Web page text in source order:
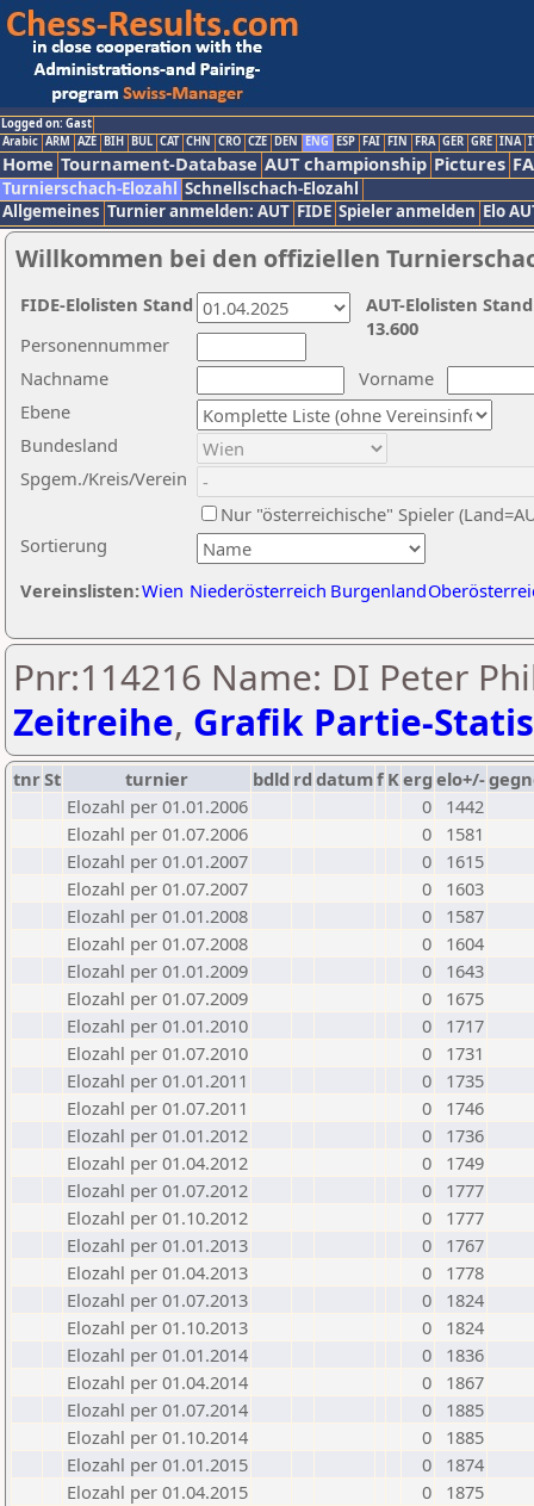
Logged on: Gast
Arabic ARM AZE BIH BUL CAT CHN CRO CZE DEN ENG ESP FAI FIN FRA GER GRE INA
Home Tournament-Database AUT championship Pictures
Turnierschach-Elozahl Schnellschach-Elozahl
Allgemeines Turnier anmelden: AUT FIDE Spieler anmelden Elo
Willkommen bei den offiziellen
Nachname
Vorname
Ebene
Sortierung
Personennummer
Bundesland
Spgem./Kreis/Verein
Nur "österreichische" Spieler
Vereinslisten:Wien Niederösterreich Burgenland
AUT-Elolisten
13.600
FIDE-Elolisten Stand
Pnr:114216 Name: DI Peter
Zeitreihe, Grafik Partie-
tnrSt turnier bdld rd datumf Kerg elo+/-
Elozahl per 01.01.2006
0
1442
Elozahl per 01.07.2006
0
1581
Elozahl per 01.01.2007
0
1615
Elozahl per 01.07.2007
0
1603
Elozahl per 01.01.2008
0
1587
Elozahl per 01.07.2008
0
1604
Elozahl per 01.01.2009
0
1643
Elozahl per 01.07.2009
0
1675
Elozahl per 01.01.2010
0
1717
Elozahl per 01.07.2010
0
1731
Elozahl per 01.01.2011
0
1735
Elozahl per 01.07.2011
0
1746
Elozahl per 01.01.2012
0
1736
Elozahl per 01.04.2012
0
1749
Elozahl per 01.07.2012
0
1777
Elozahl per 01.10.2012
0
1777
Elozahl per 01.01.2013
0
1767
Elozahl per 01.04.2013
0
1778
Elozahl per 01.07.2013
0
1824
Elozahl per 01.10.2013
0
1824
Elozahl per 01.01.2014
0
1836
Elozahl per 01.04.2014
0
1867
Elozahl per 01.07.2014
0
1885
Elozahl per 01.10.2014
0
1885
Elozahl per 01.01.2015
0
1874
Elozahl per 01.04.2015
0
1875